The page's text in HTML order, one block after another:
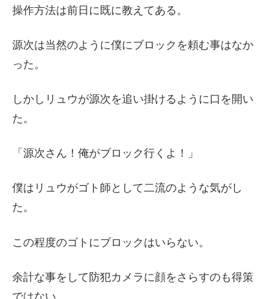
操作方法は前日に既に教えてある。
源次は当然のように僕にブロックを頼む事はなか
った。
しかしリュウが源次を追い掛けるように口を開い
た。
「源次さん！俺がブロック行くよ！」
僕はリュウがゴト師として二流のような気がし
た。
この程度のゴトにブロックはいらない。
余計な事をして防犯カメラに顔をさらすのも得策
ではない。